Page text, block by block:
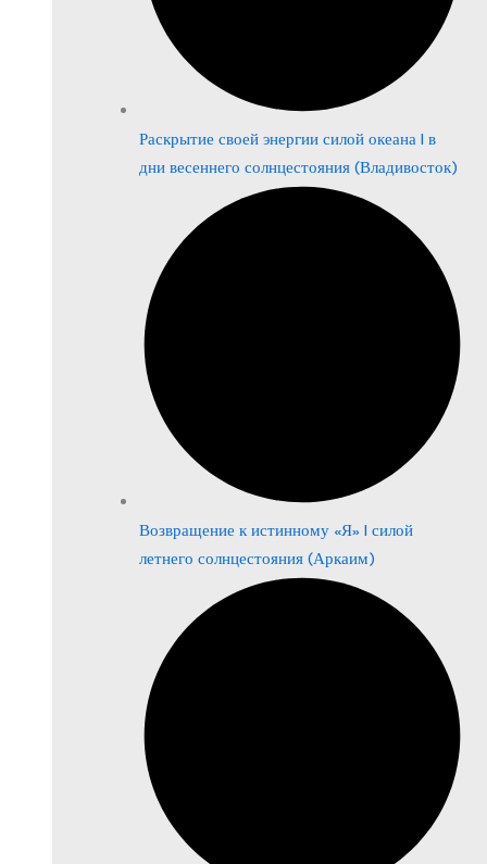
Раскрытие своей энергии силой океана | в
дни весеннего солнцестояния (Владивосток)
Возвращение к истинному «Я» | силой
летнего солнцестояния (Аркаим)